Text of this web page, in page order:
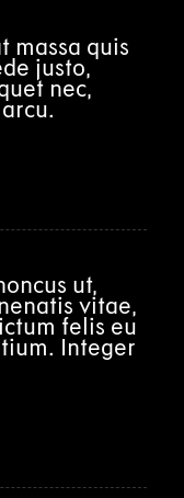
massa quis
justo,
nec,
ut,
vitae,
felis eu
Integer